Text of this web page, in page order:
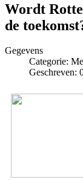
Wordt
de
Gegevens
Categorie:
Geschreven: